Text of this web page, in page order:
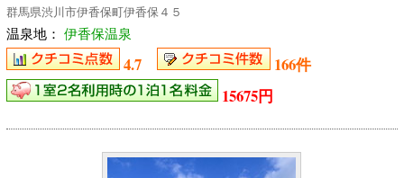
群馬県渋川市伊香保町伊香保４５
温泉地： 伊香保温泉
4.7
166件
15675円